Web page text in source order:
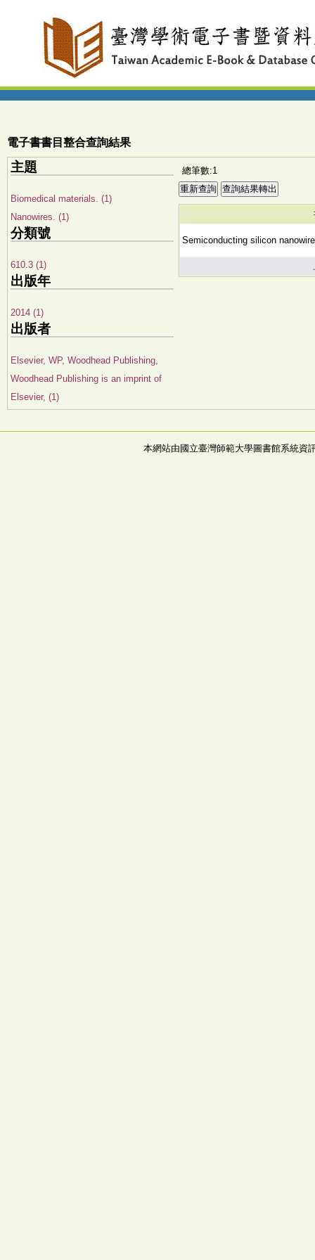
電子書書目整合查詢結果
主題
Biomedical materials. (1)
Nanowires. (1)
分類號
610.3 (1)
出版年
2014 (1)
出版者
Elsevier, WP, Woodhead Publishing,
Woodhead Publishing is an imprint of
Elsevier, (1)
總筆數:1
Semiconducting silicon
本網站由國立臺灣師範大學圖書館系統資